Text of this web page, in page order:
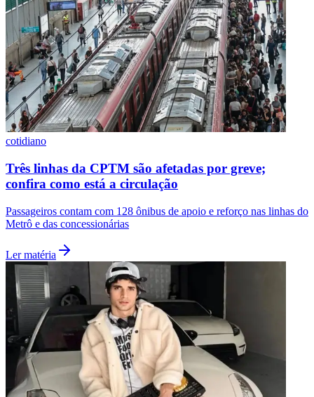
Botafogo
cotidiano
Três linhas da CPTM são afetadas por greve;
confira como está a circulação
Passageiros contam com 128 ônibus de apoio e reforço nas linhas do
Metrô e das concessionárias
Ler matéria